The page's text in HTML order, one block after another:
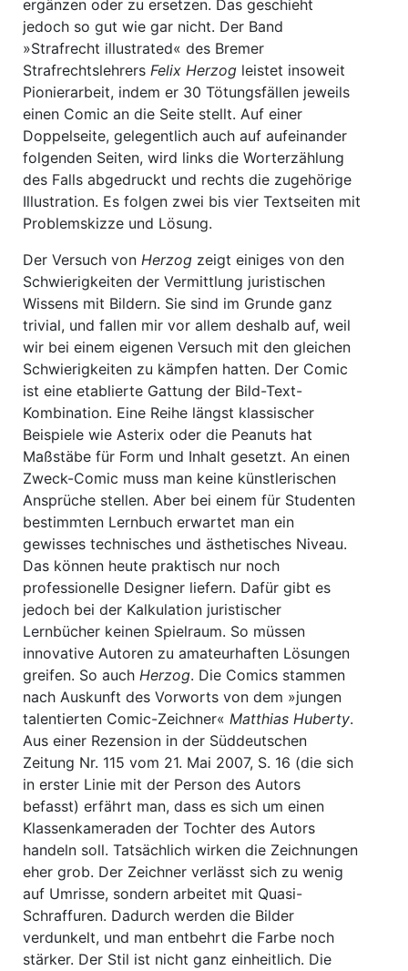
ergänzen oder zu ersetzen. Das geschieht
jedoch so gut wie gar nicht. Der Band
»Strafrecht illustrated« des Bremer
Strafrechtslehrers Felix Herzog leistet insoweit
Pionierarbeit, indem er 30 Tötungsfällen jeweils
einen Comic an die Seite stellt. Auf einer
Doppelseite, gelegentlich auch auf aufeinander
folgenden Seiten, wird links die Worterzählung
des Falls abgedruckt und rechts die zugehörige
Illustration. Es folgen zwei bis vier Textseiten mit
Problemskizze und Lösung.
Der Versuch von Herzog zeigt einiges von den
Schwierigkeiten der Vermittlung juristischen
Wissens mit Bildern. Sie sind im Grunde ganz
trivial, und fallen mir vor allem deshalb auf, weil
wir bei einem eigenen Versuch mit den gleichen
Schwierigkeiten zu kämpfen hatten. Der Comic
ist eine etablierte Gattung der Bild-Text-
Kombination. Eine Reihe längst klassischer
Beispiele wie Asterix oder die Peanuts hat
Maßstäbe für Form und Inhalt gesetzt. An einen
Zweck-Comic muss man keine künstlerischen
Ansprüche stellen. Aber bei einem für Studenten
bestimmten Lernbuch erwartet man ein
gewisses technisches und ästhetisches Niveau.
Das können heute praktisch nur noch
professionelle Designer liefern. Dafür gibt es
jedoch bei der Kalkulation juristischer
Lernbücher keinen Spielraum. So müssen
innovative Autoren zu amateurhaften Lösungen
greifen. So auch Herzog. Die Comics stammen
nach Auskunft des Vorworts von dem »jungen
talentierten Comic-Zeichner« Matthias Huberty.
Aus einer Rezension in der Süddeutschen
Zeitung Nr. 115 vom 21. Mai 2007, S. 16 (die sich
in erster Linie mit der Person des Autors
befasst) erfährt man, dass es sich um einen
Klassenkameraden der Tochter des Autors
handeln soll. Tatsächlich wirken die Zeichnungen
eher grob. Der Zeichner verlässt sich zu wenig
auf Umrisse, sondern arbeitet mit Quasi-
Schraffuren. Dadurch werden die Bilder
verdunkelt, und man entbehrt die Farbe noch
stärker. Der Stil ist nicht ganz einheitlich. Die